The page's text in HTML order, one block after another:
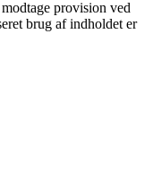
provision ved
brug af indholdet er